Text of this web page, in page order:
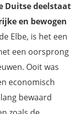
Duitse deelstaat
en bewogen
Elbe, is het een
een oorsprong
Ooit was
economisch
bewaard